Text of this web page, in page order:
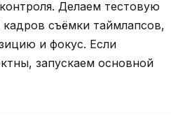
Делаем тестовую
съёмки таймлапсов,
и фокус. Если
запускаем основной